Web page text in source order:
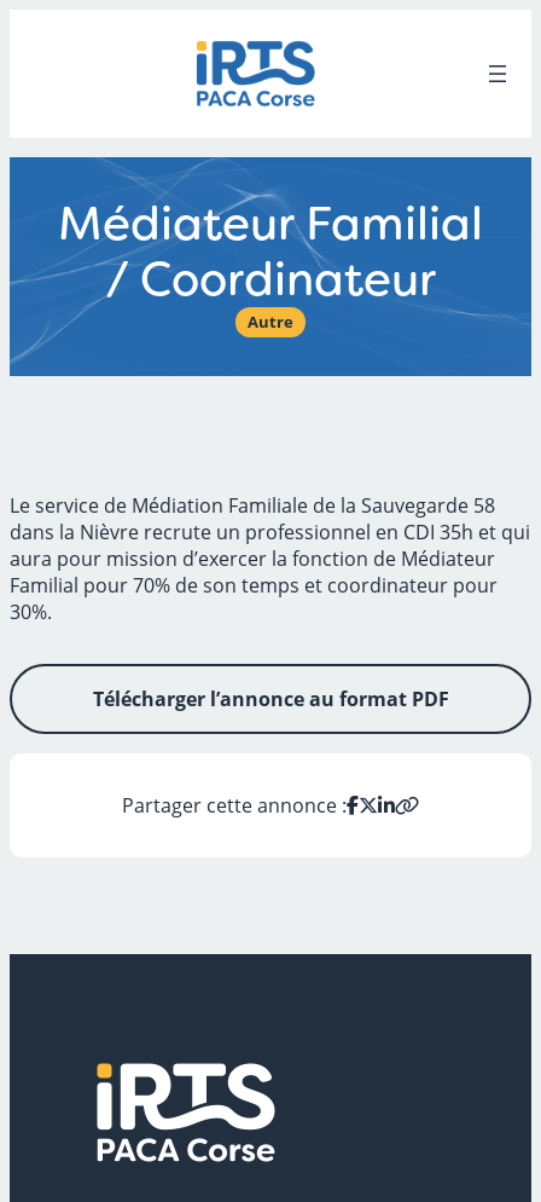
Médiateur Familial
/ Coordinateur
Autre
Le service de Médiation Familiale de la Sauvegarde 58
dans la Nièvre recrute un professionnel en CDI 35h et qui
aura pour mission d’exercer la fonction de Médiateur
Familial pour 70% de son temps et coordinateur pour
30%.
Télécharger l’annonce au format PDF
Partager cette annonce :